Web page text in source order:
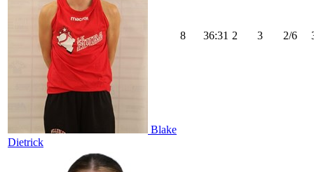
Blake
Dietrick
8 36:31 2 3 2/6